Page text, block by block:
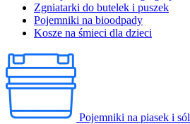
Zgniatarki do butelek i puszek
Pojemniki na bioodpady
Kosze na śmieci dla dzieci
Pojemniki na piasek i sól